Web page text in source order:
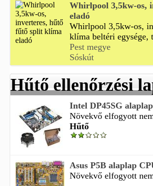
Whirlpool 3,5kw-os,
eladó
Whirlpool 3,5kw-os,
klíma beltéri egysége,
Pest megye
Sóskút
Hűtő ellenőrzési
Intel DP45SG
Növekvő elfogyott
Hűtő
Asus P5B alaplap
Növekvő elfogyott